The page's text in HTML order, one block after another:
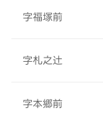
字福塚前
字札之辻
字本郷前